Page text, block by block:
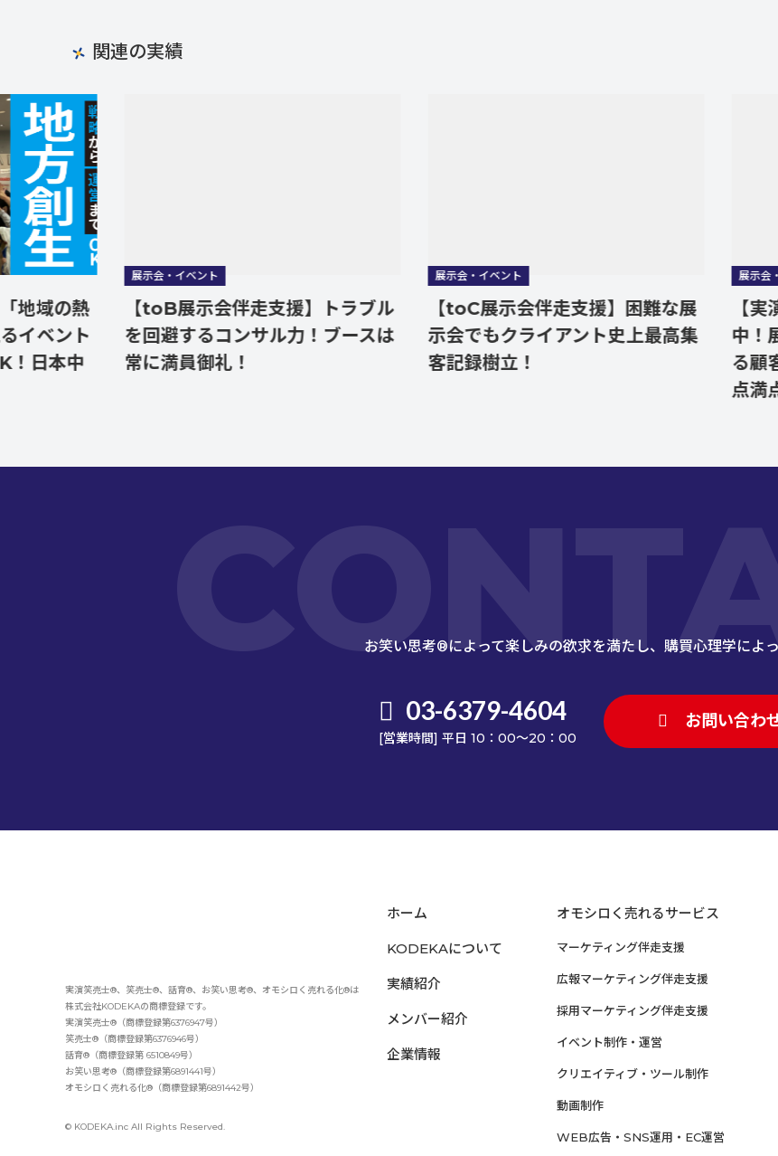
関連の実績
熱
ト
中
展示会・イベント
【toB展示会伴走支援】トラブル
を回避するコンサル力！ブースは
常に満員御礼！
展示会・イベント
【toC展示会伴走支援】困難な展
示会でもクライアント史上最高集
客記録樹立！
展示会・イベント
【実演笑売
中！展示会
る顧客育
点満点に！
お笑い思考®によって楽しみの欲求を満たし、 購買心理学によ
03-6379-4604
[営業時間] 平日 10：00～20：00
お問い合わ
実演笑売士®、笑売士®、話育®、お笑い思考®、オモシロく売れる化®は
株式会社KODEKAの商標登録です。
実演笑売士®（商標登録第6376947号）
笑売士®（商標登録第6376946号）
話育®（商標登録第 6510849号）
お笑い思考®（商標登録第6891441号）
オモシロく売れる化®（商標登録第6891442号）
© KODEKA.inc All Rights Reserved.
ホーム
KODEKAについて
実績紹介
メンバー紹介
企業情報
オモシロく売れるサービス
マーケティング伴走支援
広報マーケティング伴走支援
採用マーケティング伴走支援
イベント制作・運営
クリエイティブ・ツール制作
動画制作
WEB広告・SNS運用・EC運営